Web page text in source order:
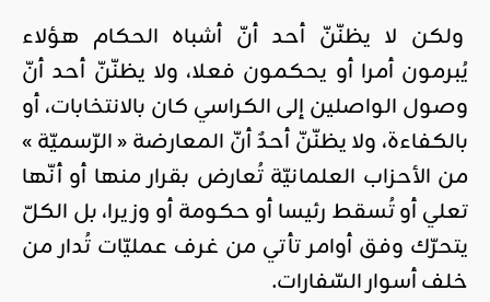
ولكن لا يظنّنّ أحد أنّ أشباه الحكام هؤلاء
يُبرمون أمرا أو يحكمون فعلا، ولا يظنّنّ أحد أنّ
وصول الواصلين إلى الكراسي كان بالانتخابات، أو
بالكفاءة، ولا يظنّنّ أحدٌ أنّ المعارضة « الرّسميّة »
من الأحزاب العلمانيّة تُعارض بقرار منها أو أنّها
تعلي أو تُسقط رئيسا أو حكومة أو وزيرا، بل الكلّ
يتحرّك وفق أوامر تأتي من غرف عمليّات تُدار من
خلف أسوار السّفارات.